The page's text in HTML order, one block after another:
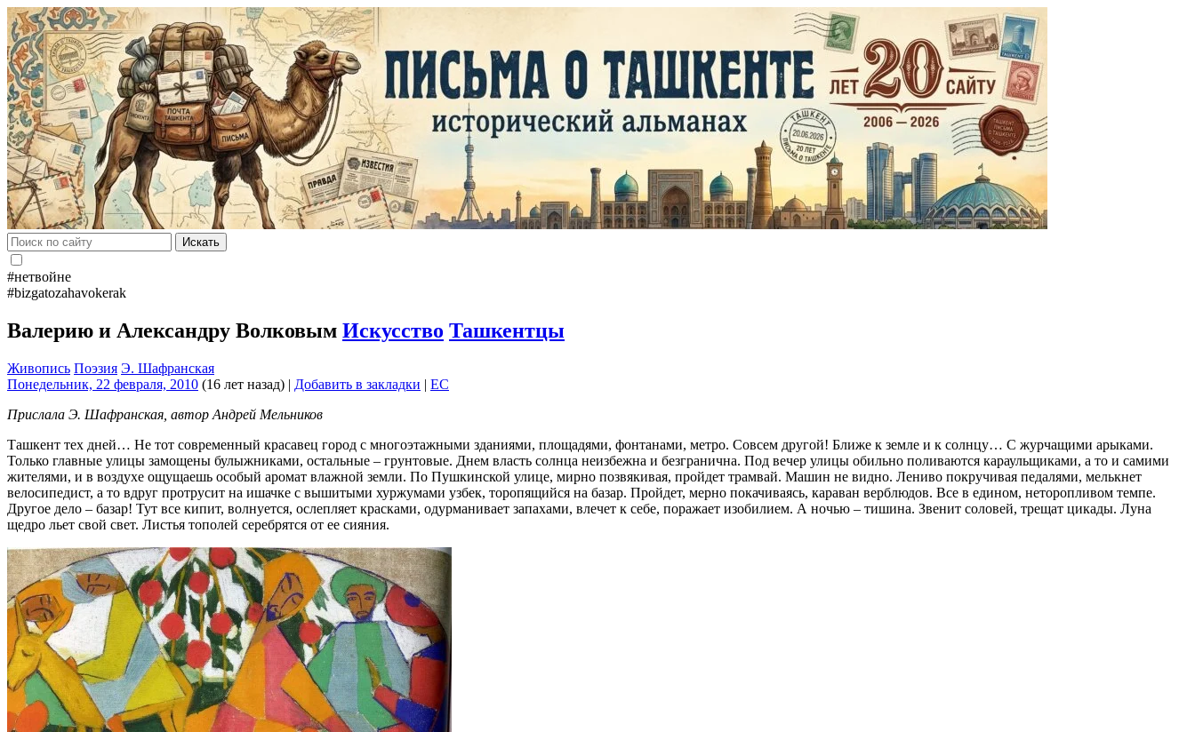
Искать
#нетвойне
#bizgatozahavokerak
Валерию и Александру Волковым Искусство Ташкентцы
Живопись Поэзия Э. Шафранская
Понедельник, 22 февраля, 2010 (16 лет назад) | Добавить в закладки | EC
Прислала Э. Шафранская, автор Андрей Мельников
Ташкент тех дней… Не тот современный красавец город с многоэтажными зданиями, площадями, фонтанами, метро. Совсем другой! Ближе к земле и к солнцу… С журчащими арыками.
Только главные улицы замощены булыжниками, остальные – грунтовые. Днем власть солнца неизбежна и безгранична. Под вечер улицы обильно поливаются караульщиками, а то и самими
жителями, и в воздухе ощущаешь особый аромат влажной земли. По Пушкинской улице, мирно позвякивая, пройдет трамвай. Машин не видно. Лениво покручивая педалями, мелькнет
велосипедист, а то вдруг протрусит на ишачке с вышитыми хуржумами узбек, торопящийся на базар. Пройдет, мерно покачиваясь, караван верблюдов. Все в едином, неторопливом темпе.
Другое дело – базар! Тут все кипит, волнуется, ослепляет красками, одурманивает запахами, влечет к себе, поражает изобилием. А ночью – тишина. Звенит соловей, трещат цикады. Луна
щедро льет свой свет. Листья тополей серебрятся от ее сияния.